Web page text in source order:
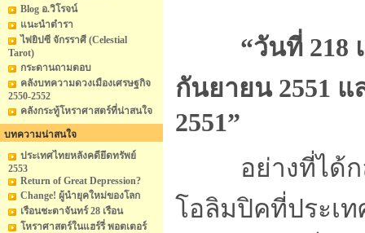
Blog อ.วิโรจน์
แนะนำตำรา
ไพ่ยิปซี จักรราศี (Celestial
Tarot)
กระดานถามตอบ
คลังบทความดวงเมืองเศรษฐกิจ
2550-2552
คลังกระทู้โหราศาสตร์ที่น่าสนใจ
บทความน่าสนใจ
ประเทศไทยหลังคดียึดทรัพย์
2553
Return of Great Depression?
Change! ผู้นำยุคใหม่ของโลก
เรือนชะตาจันทร์ 28 เรือน
โหราศาสตร์ในแฮร์รี่ พอตเตอร์
“วันที่ 218
กันยายน 2551 แ
2551”
อย่างที่ได้กล่
โอลิมปิคที่ประเ